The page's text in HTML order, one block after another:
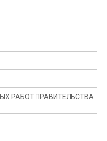
СУДЕБНОЙ СИСТЕМЕ И
ОРГАНАМ
И БЮДЖЕТУ
РАБОТ ПРАВИТЕЛЬСТВА